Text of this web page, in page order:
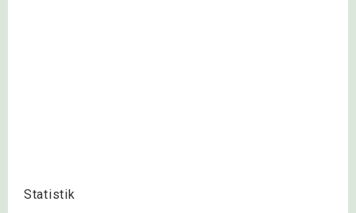
Statistik